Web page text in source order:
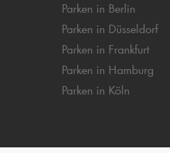
Parken in Berlin
Parken in Düsseldorf
Parken in Frankfurt
Parken in Hamburg
Parken in Köln